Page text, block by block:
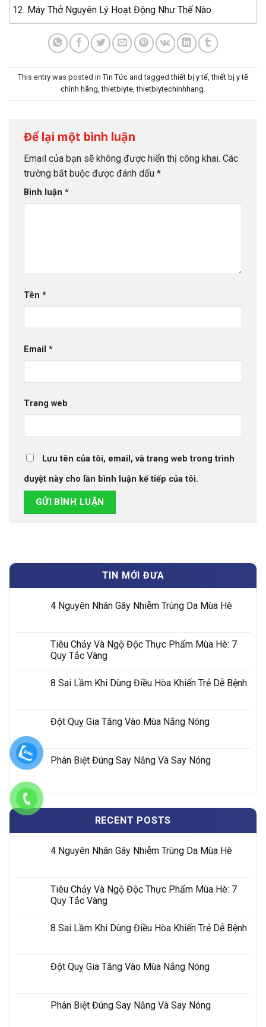
Máy Thở Nguyên Lý Hoạt Động Như Thế Nào
This entry was posted in Tin Tức and taggedthiết bị y tế,thiết bị y tế
chính hãng,thietbiyte,thietbiytechinhhang.
Để lại một bình luận
Email của bạn sẽ không được hiển thị công khai. Các
trường bắt buộc được đánh dấu *
Bình luận *
Tên *
Email *
Trang web
Lưu tên của tôi, email, và trang web trong trình
duyệt này cho lần bình luận kế tiếp của tôi.
TIN MỚI ĐƯA
4 Nguyên Nhân Gây Nhiễm Trùng Da Mùa Hè
Tiêu Chảy Và Ngộ Độc Thực Phẩm Mùa Hè: 7
Quy Tắc Vàng
8 Sai Lầm Khi Dùng Điều Hòa Khiến Trẻ Dễ Bệnh
Đột Quỵ Gia Tăng Vào Mùa Nắng Nóng
Phân Biệt Đúng Say Nắng Và Say Nóng
RECENT POSTS
4 Nguyên Nhân Gây Nhiễm Trùng Da Mùa Hè
Tiêu Chảy Và Ngộ Độc Thực Phẩm Mùa Hè: 7
Quy Tắc Vàng
8 Sai Lầm Khi Dùng Điều Hòa Khiến Trẻ Dễ Bệnh
Đột Quỵ Gia Tăng Vào Mùa Nắng Nóng
Phân Biệt Đúng Say Nắng Và Say Nóng